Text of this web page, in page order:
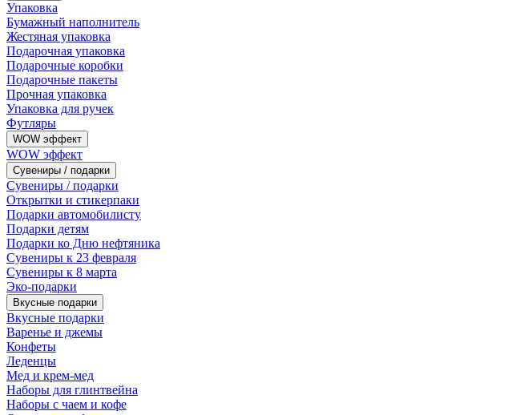
Упаковка
Бумажный наполнитель
Жестяная упаковка
Подарочная упаковка
Подарочные коробки
Подарочные пакеты
Прочная упаковка
Упаковка для ручек
Футляры
WOW эффект
WOW эффект
Сувениры / подарки
Сувениры / подарки
Открытки и стикерпаки
Подарки автомобилисту
Подарки детям
Подарки ко Дню нефтяника
Сувениры к 23 февраля
Сувениры к 8 марта
Эко-подарки
Вкусные подарки
Вкусные подарки
Варенье и джемы
Конфеты
Леденцы
Мед и крем-мед
Наборы для глинтвейна
Наборы с чаем и кофе